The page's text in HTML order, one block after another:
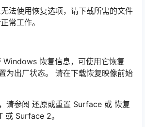
法使用恢复选项，请下载所需的文件
常工作。
恢复信息，可使用它恢复
为出厂状态。 请在下载恢复映像前始
请参阅 还原或重置 Surface 或 恢复
或 Surface 2。